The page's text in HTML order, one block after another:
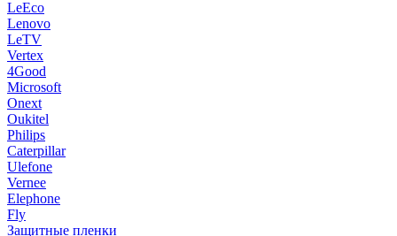
LeEco
Lenovo
LeTV
Vertex
4Good
Microsoft
Onext
Oukitel
Philips
Caterpillar
Ulefone
Vernee
Elephone
Fly
Защитные пленки